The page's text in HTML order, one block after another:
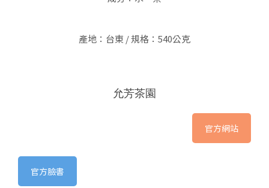
產地：台東 / 規格：540公克
允芳茶園
官方網站
官方臉書